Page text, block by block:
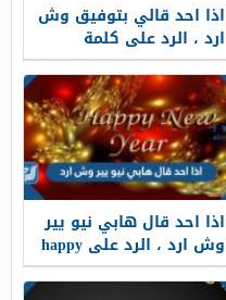
اذا احد قالي بتوفيق وش
ارد ، الرد على كلمة
بالتوفيق
اذا احد قال هابي نيو يير
وش ارد ، الرد على happy
new year بالانجليزي